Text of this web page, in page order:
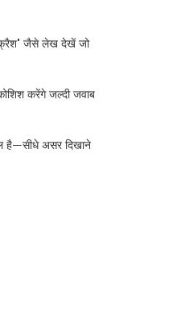
क्रैश" जैसे लेख देखें जो
करेंगे जल्दी जवाब
है—सीधे असर दिखाने